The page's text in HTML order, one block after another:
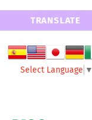
TRANSLATE
Select Language ▼